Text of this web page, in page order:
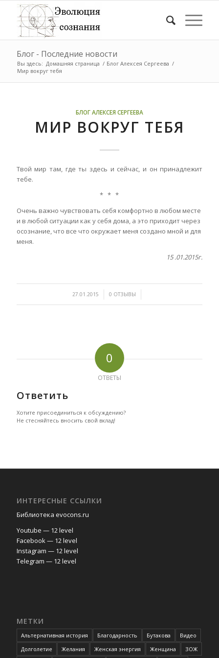
Блог - Последние новости
Вы здесь: Домашняя страница / Блог Алексея Сергеева /
Мир вокруг тебя
БЛОГ АЛЕКСЕЯ СЕРГЕЕВА
МИР ВОКРУГ ТЕБЯ
Твой мир там, где ты здесь и сейчас, и он принадлежит
тебе.
* * *
Очень важно чувствовать себя комфортно в любом месте
и в любой ситуации как у себя дома, а это приходит через
осознание, что все что окружает меня создано мной и для
меня.
15 .01.2015г.
27.01.2015
/ 0 ОТЗЫВЫ
/
0
ОТВЕТЫ
Ответить
Хотите присоединиться к обсуждению?
Не стесняйтесь вносить свой вклад!
ИНТЕРЕСНЫЕ ССЫЛКИ
Библиотека evocons.ru
Youtube — 12 level
Facebook — 12 level
Instagram — 12 level
Telegram — 12 level
МЕТКИ
Альтернативная история Благодарность Бутакова
Видео
Долголетие
Желания Женская энергия Женщина ЗОЖ